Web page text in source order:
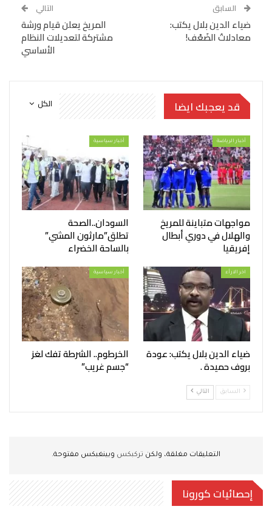
السابق
ضياء الدين بلال يكتب:
معادلاتُ الضَعْف!
التالي
المريخ يعلن قيام ورشة
مشتركة لتعديلات النظام
الأساسي
الكل قد يعجبك ايضا
أخبار الرياضة
مواجهات متباينة للمريخ
والهلال في دوري أبطال
إفريقيا
أخبار سياسية
السودان..الصحة
تطلق”مارثون المشي”
بالساحة الخضراء
اخر الارأء
ضياء الدين بلال يكتب: عودة
بروف حميدة .
أخبار سياسية
الخرطوم.. الشرطة تفك لغز
“جسم غريب”
السابق التالي
التعليقات مغلقة، ولكن تركبكس وبينغبكس مفتوحة.
إحصائيات كورونا